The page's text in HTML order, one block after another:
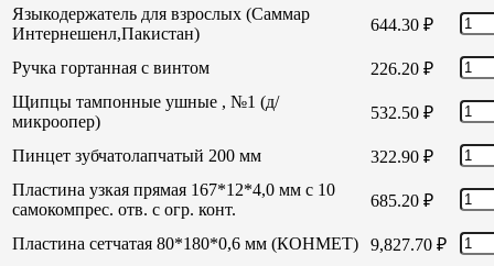
Языкодержатель для взрослых (Саммар
Интернешенл,Пакистан)
644.30 ₽
Ручка гортанная с винтом 226.20 ₽
Щипцы тампонные ушные , №1 (д/
микроопер)
532.50 ₽
Пинцет зубчатолапчатый 200 мм 322.90 ₽
Пластина узкая прямая 167*12*4,0 мм с 10
самокомпрес. отв. с огр. конт.
685.20 ₽
Пластина сетчатая 80*180*0,6 мм (КОНМЕТ) 9,827.70 ₽